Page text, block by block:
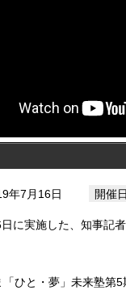
年7月16日
に実施した、知事記
「ひと・夢」未来塾第